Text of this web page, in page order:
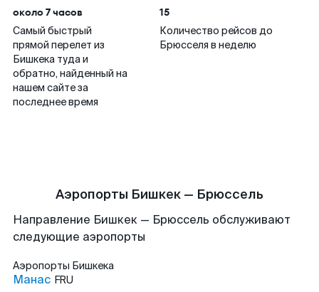
около 7 часов
Самый быстрый
прямой перелет из
Бишкека туда и
обратно, найденный на
нашем сайте за
последнее время
15
Количество рейсов до
Брюсселя в неделю
Аэропорты Бишкек — Брюссель
Направление Бишкек — Брюссель обслуживают
следующие аэропорты
Аэропорты Бишкека
Манас FRU